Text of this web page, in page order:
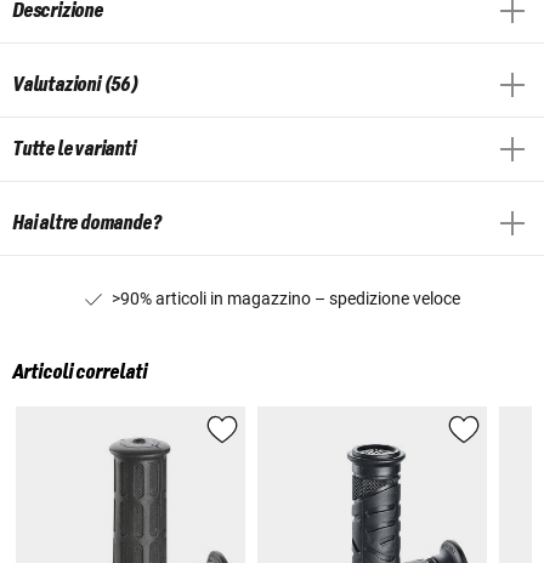
Descrizione
Valutazioni (56)
Tutte le varianti
Hai altre domande?
>90% articoli in magazzino – spedizione veloce
Articoli correlati